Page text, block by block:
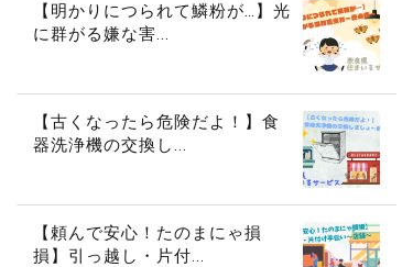
【明かりにつられて鱗粉が…】光
に群がる嫌な害...
【古くなったら危険だよ！】食
器洗浄機の交換し...
【頼んで安心！たのまにゃ損
損】引っ越し・片付...